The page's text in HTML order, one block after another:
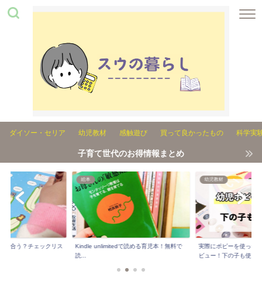
ダイソー・セリア 幼児教材 感触遊び 買って良かったもの 科学実
子育て世代のお得情報まとめ
が合う？チェックリス
絵本
Kindle unlimitedで読める育児本！無料で
読...
幼児教材
実際にポピーを使った
ビュー！下の子も使...